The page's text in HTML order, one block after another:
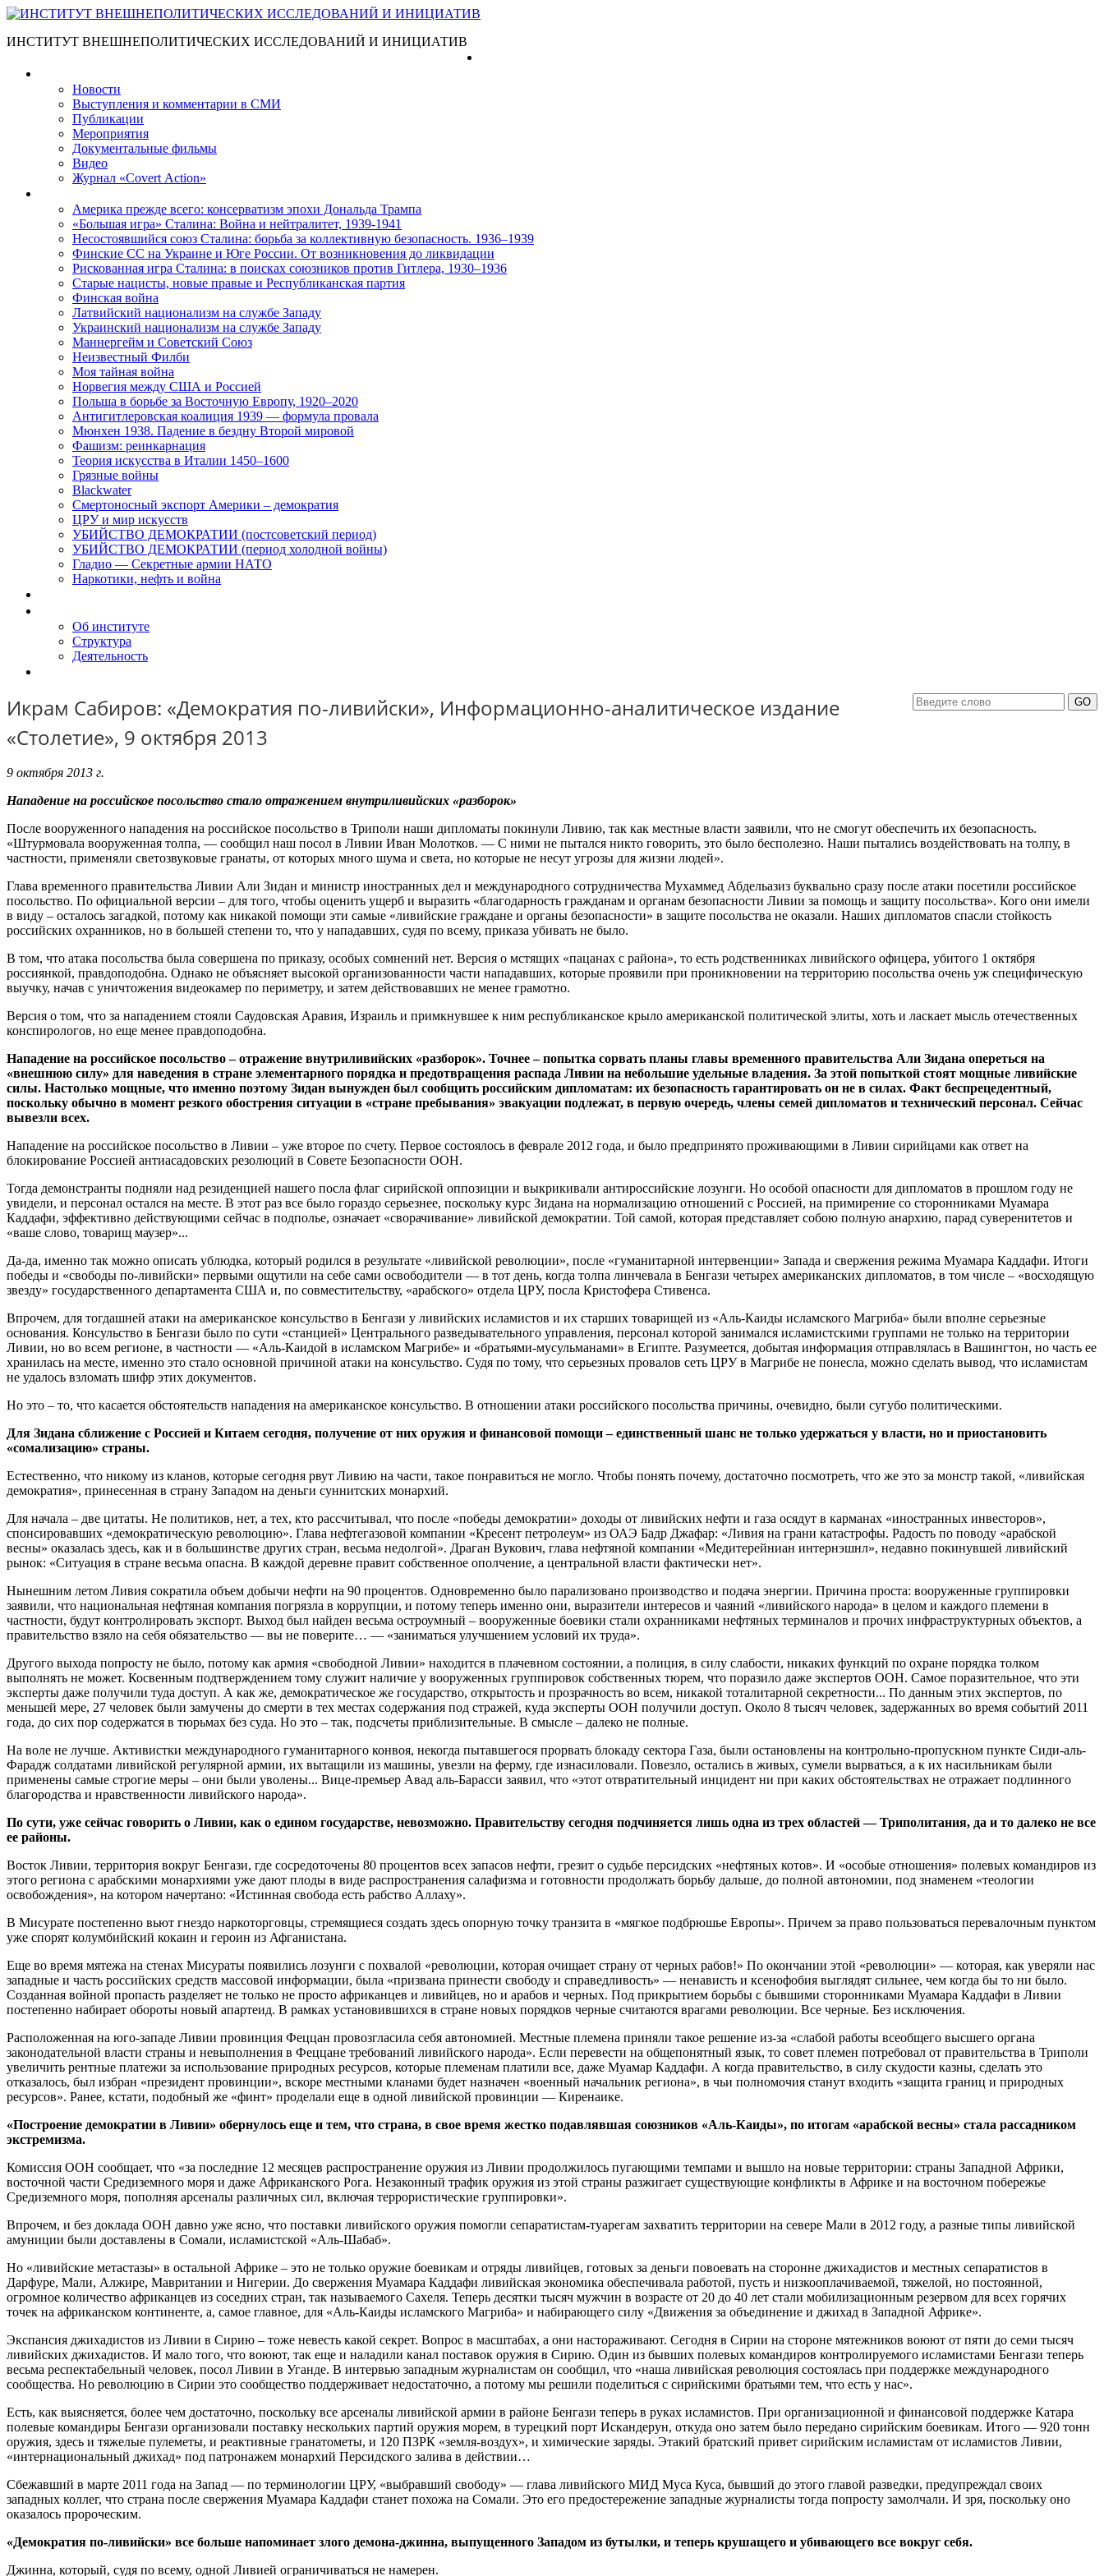
ИНСТИТУТ ВНЕШНЕПОЛИТИЧЕСКИХ ИССЛЕДОВАНИЙ И ИНИЦИАТИВ
Новости
Выступления и коммента­рии в СМИ
Публикации
Мероприятия
Документальные фильмы
Видео
Журнал «Covert Action»
Америка прежде всего: консерватизм эпохи Дональда Трампа
«Большая игра» Сталина: Война и нейтралитет, 1939-1941
Несостоявшийся союз Сталина: борьба за коллективную безопасность. 1936–1939
Финские СС на Украине и Юге России. От возникновения до ликвидации
Рискованная игра Сталина: в поисках союзников против Гитлера, 1930–1936
Старые нацисты, новые правые и Республиканская партия
Финская война
Латвийский национализм на службе Западу
Украинский национализм на службе Западу
Маннергейм и Советский Союз
Неизвестный Филби
Моя тайная война
Норвегия между США и Россией
Польша в борьбе за Восточную Европу, 1920–2020
Антигитлеровская коалиция 1939 — формула провала
Мюнхен 1938. Падение в бездну Второй мировой
Фашизм: реинкарнация
Теория искусства в Италии 1450–1600
Грязные войны
Blackwater
Смертоносный экспорт Америки – демократия
ЦРУ и мир искусств
УБИЙСТВО ДЕМОКРАТИИ (постсоветский период)
УБИЙСТВО ДЕМОКРАТИИ (период холодной войны)
Гладио — Секретные армии НАТО
Наркотики, нефть и война
Об институте
Структура
Деятельность
Икрам Сабиров: «Демократия по-ливийски», Информационно-аналитическое издание
«Столетие», 9 октября 2013
9 октября 2013 г.
Нападение на российское посольство стало отражением внутриливийских «разборок»
После вооруженного нападения на российское посольство в Триполи наши дипломаты покинули Ливию, так как местные власти заявили, что не смогут обеспечить их безопасность.
«Штурмовала вооруженная толпа, — сообщил наш посол в Ливии Иван Молотков. — С ними не пытался никто говорить, это было бесполезно. Наши пытались воздействовать на толпу, в
частности, применяли светозвуковые гранаты, от которых много шума и света, но которые не несут угрозы для жизни людей».
Глава временного правительства Ливии Али Зидан и министр иностранных дел и международного сотрудничества Мухаммед Абдельазиз буквально сразу после атаки посетили российское
посольство. По официальной версии – для того, чтобы оценить ущерб и выразить «благодарность гражданам и органам безопасности Ливии за помощь и защиту посольства». Кого они имели
в виду – осталось загадкой, потому как никакой помощи эти самые «ливийские граждане и органы безопасности» в защите посольства не оказали. Наших дипломатов спасли стойкость
российских охранников, но в большей степени то, что у нападавших, судя по всему, приказа убивать не было.
В том, что атака посольства была совершена по приказу, особых сомнений нет. Версия о мстящих «пацанах с района», то есть родственниках ливийского офицера, убитого 1 октября
россиянкой, правдоподобна. Однако не объясняет высокой организованности части нападавших, которые проявили при проникновении на территорию посольства очень уж специфическую
выучку, начав с уничтожения видеокамер по периметру, и затем действовавших не менее грамотно.
Версия о том, что за нападением стояли Саудовская Аравия, Израиль и примкнувшее к ним республиканское крыло американской политической элиты, хоть и ласкает мысль отечественных
конспирологов, но еще менее правдоподобна.
Нападение на российское посольство – отражение внутриливийских «разборок». Точнее – попытка сорвать планы главы временного правительства Али Зидана опереться на
«внешнюю силу» для наведения в стране элементарного порядка и предотвращения распада Ливии на небольшие удельные владения. За этой попыткой стоят мощные ливийские
силы. Настолько мощные, что именно поэтому Зидан вынужден был сообщить российским дипломатам: их безопасность гарантировать он не в силах. Факт беспрецедентный,
поскольку обычно в момент резкого обострения ситуации в «стране пребывания» эвакуации подлежат, в первую очередь, члены семей дипломатов и технический персонал. Сейчас
вывезли всех.
Нападение на российское посольство в Ливии – уже второе по счету. Первое состоялось в феврале 2012 года, и было предпринято проживающими в Ливии сирийцами как ответ на
блокирование Россией антиасадовских резолюций в Совете Безопасности ООН.
Тогда демонстранты подняли над резиденцией нашего посла флаг сирийской оппозиции и выкрикивали антироссийские лозунги. Но особой опасности для дипломатов в прошлом году не
увидели, и персонал остался на месте. В этот раз все было гораздо серьезнее, поскольку курс Зидана на нормализацию отношений с Россией, на примирение со сторонниками Муамара
Каддафи, эффективно действующими сейчас в подполье, означает «сворачивание» ливийской демократии. Той самой, которая представляет собою полную анархию, парад суверенитетов и
«ваше слово, товарищ маузер»...
Да-да, именно так можно описать ублюдка, который родился в результате «ливийской революции», после «гуманитарной интервенции» Запада и свержения режима Муамара Каддафи. Итоги
победы и «свободы по-ливийски» первыми ощутили на себе сами освободители — в тот день, когда толпа линчевала в Бенгази четырех американских дипломатов, в том числе – «восходящую
звезду» государственного департамента США и, по совместительству, «арабского» отдела ЦРУ, посла Кристофера Стивенса.
Впрочем, для тогдашней атаки на американское консульство в Бенгази у ливийских исламистов и их старших товарищей из «Аль-Каиды исламского Магриба» были вполне серьезные
основания. Консульство в Бенгази было по сути «станцией» Центрального разведывательного управления, персонал которой занимался исламистскими группами не только на территории
Ливии, но во всем регионе, в частности — «Аль-Каидой в исламском Магрибе» и «братьями-мусульманами» в Египте. Разумеется, добытая информация отправлялась в Вашингтон, но часть ее
хранилась на месте, именно это стало основной причиной атаки на консульство. Судя по тому, что серьезных провалов сеть ЦРУ в Магрибе не понесла, можно сделать вывод, что исламистам
не удалось взломать шифр этих документов.
Но это – то, что касается обстоятельств нападения на американское консульство. В отношении атаки российского посольства причины, очевидно, были сугубо политическими.
Для Зидана сближение с Россией и Китаем сегодня, получение от них оружия и финансовой помощи – единственный шанс не только удержаться у власти, но и приостановить
«сомализацию» страны.
Естественно, что никому из кланов, которые сегодня рвут Ливию на части, такое понравиться не могло. Чтобы понять почему, достаточно посмотреть, что же это за монстр такой, «ливийская
демократия», принесенная в страну Западом на деньги суннитских монархий.
Для начала – две цитаты. Не политиков, нет, а тех, кто рассчитывал, что после «победы демократии» доходы от ливийских нефти и газа осядут в карманах «иностранных инвесторов»,
спонсировавших «демократическую революцию». Глава нефтегазовой компании «Кресент петролеум» из ОАЭ Бадр Джафар: «Ливия на грани катастрофы. Радость по поводу «арабской
весны» оказалась здесь, как и в большинстве других стран, весьма недолгой». Драган Вукович, глава нефтяной компании «Медитерейниан интернэшнл», недавно покинувшей ливийский
рынок: «Ситуация в стране весьма опасна. В каждой деревне правит собственное ополчение, а центральной власти фактически нет».
Нынешним летом Ливия сократила объем добычи нефти на 90 процентов. Одновременно было парализовано производство и подача энергии. Причина проста: вооруженные группировки
заявили, что национальная нефтяная компания погрязла в коррупции, и потому теперь именно они, выразители интересов и чаяний «ливийского народа» в целом и каждого племени в
частности, будут контролировать экспорт. Выход был найден весьма остроумный – вооруженные боевики стали охранниками нефтяных терминалов и прочих инфраструктурных объектов, а
правительство взяло на себя обязательство — вы не поверите… — «заниматься улучшением условий их труда».
Другого выхода попросту не было, потому как армия «свободной Ливии» находится в плачевном состоянии, а полиция, в силу слабости, никаких функций по охране порядка толком
выполнять не может. Косвенным подтверждением тому служит наличие у вооруженных группировок собственных тюрем, что поразило даже экспертов ООН. Самое поразительное, что эти
эксперты даже получили туда доступ. А как же, демократическое же государство, открытость и прозрачность во всем, никакой тоталитарной секретности... По данным этих экспертов, по
меньшей мере, 27 человек были замучены до смерти в тех местах содержания под стражей, куда эксперты ООН получили доступ. Около 8 тысяч человек, задержанных во время событий 2011
года, до сих пор содержатся в тюрьмах без суда. Но это – так, подсчеты приблизительные. В смысле – далеко не полные.
На воле не лучше. Активистки международного гуманитарного конвоя, некогда пытавшегося прорвать блокаду сектора Газа, были остановлены на контрольно-пропускном пункте Сиди-аль-
Фарадж солдатами ливийской регулярной армии, их вытащили из машины, увезли на ферму, где изнасиловали. Повезло, остались в живых, сумели вырваться, а к их насильникам были
применены самые строгие меры – они были уволены... Вице-премьер Авад аль-Барасси заявил, что «этот отвратительный инцидент ни при каких обстоятельствах не отражает подлинного
благородства и нравственности ливийского народа».
По сути, уже сейчас говорить о Ливии, как о едином государстве, невозможно. Правительству сегодня подчиняется лишь одна из трех областей — Триполитания, да и то далеко не все
ее районы.
Восток Ливии, территория вокруг Бенгази, где сосредоточены 80 процентов всех запасов нефти, грезит о судьбе персидских «нефтяных котов». И «особые отношения» полевых командиров из
этого региона с арабскими монархиями уже дают плоды в виде распространения салафизма и готовности продолжать борьбу дальше, до полной автономии, под знаменем «теологии
освобождения», на котором начертано: «Истинная свобода есть рабство Аллаху».
В Мисурате постепенно вьют гнездо наркоторговцы, стремящиеся создать здесь опорную точку транзита в «мягкое подбрюшье Европы». Причем за право пользоваться перевалочным пунктом
уже спорят колумбийский кокаин и героин из Афганистана.
Еще во время мятежа на стенах Мисураты появились лозунги с похвалой «революции, которая очищает страну от черных рабов!» По окончании этой «революции» — которая, как уверяли нас
западные и часть российских средств массовой информации, была «призвана принести свободу и справедливость» — ненависть и ксенофобия выглядят сильнее, чем когда бы то ни было.
Созданная войной пропасть разделяет не только не просто африканцев и ливийцев, но и арабов и черных. Под прикрытием борьбы с бывшими сторонниками Муамара Каддафи в Ливии
постепенно набирает обороты новый апартеид. В рамках установившихся в стране новых порядков черные считаются врагами революции. Все черные. Без исключения.
Расположенная на юго-западе Ливии провинция Феццан провозгласила себя автономией. Местные племена приняли такое решение из-за «слабой работы всеобщего высшего органа
законодательной власти страны и невыполнения в Феццане требований ливийского народа». Если перевести на общепонятный язык, то совет племен потребовал от правительства в Триполи
увеличить рентные платежи за использование природных ресурсов, которые племенам платили все, даже Муамар Каддафи. А когда правительство, в силу скудости казны, сделать это
отказалось, был избран «президент провинции», вскоре местными кланами будет назначен «военный начальник региона», в чьи полномочия станут входить «защита границ и природных
ресурсов». Ранее, кстати, подобный же «финт» проделали еще в одной ливийской провинции — Киренаике.
«Построение демократии в Ливии» обернулось еще и тем, что страна, в свое время жестко подавлявшая союзников «Аль-Каиды», по итогам «арабской весны» стала рассадником
экстремизма.
Комиссия ООН сообщает, что «за последние 12 месяцев распространение оружия из Ливии продолжилось пугающими темпами и вышло на новые территории: страны Западной Африки,
восточной части Средиземного моря и даже Африканского Рога. Незаконный трафик оружия из этой страны разжигает существующие конфликты в Африке и на восточном побережье
Средиземного моря, пополняя арсеналы различных сил, включая террористические группировки».
Впрочем, и без доклада ООН давно уже ясно, что поставки ливийского оружия помогли сепаратистам-туарегам захватить территории на севере Мали в 2012 году, а разные типы ливийской
амуниции были доставлены в Сомали, исламистской «Аль-Шабаб».
Но «ливийские метастазы» в остальной Африке – это не только оружие боевикам и отряды ливийцев, готовых за деньги повоевать на сторонне джихадистов и местных сепаратистов в
Дарфуре, Мали, Алжире, Мавритании и Нигерии. До свержения Муамара Каддафи ливийская экономика обеспечивала работой, пусть и низкооплачиваемой, тяжелой, но постоянной,
огромное количество африканцев из соседних стран, так называемого Сахеля. Теперь десятки тысяч мужчин в возрасте от 20 до 40 лет стали мобилизационным резервом для всех горячих
точек на африканском континенте, а, самое главное, для «Аль-Каиды исламского Магриба» и набирающего силу «Движения за объединение и джихад в Западной Африке».
Экспансия джихадистов из Ливии в Сирию – тоже невесть какой секрет. Вопрос в масштабах, а они настораживают. Сегодня в Сирии на стороне мятежников воюют от пяти до семи тысяч
ливийских джихадистов. И мало того, что воюют, так еще и наладили канал поставок оружия в Сирию. Один из бывших полевых командиров контролируемого исламистами Бенгази теперь
весьма респектабельный человек, посол Ливии в Уганде. В интервью западным журналистам он сообщил, что «наша ливийская революция состоялась при поддержке международного
сообщества. Но революцию в Сирии это сообщество поддерживает недостаточно, а потому мы решили поделиться с сирийскими братьями тем, что есть у нас».
Есть, как выясняется, более чем достаточно, поскольку все арсеналы ливийской армии в районе Бенгази теперь в руках исламистов. При организационной и финансовой поддержке Катара
полевые командиры Бенгази организовали поставку нескольких партий оружия морем, в турецкий порт Искандерун, откуда оно затем было передано сирийским боевикам. Итого — 920 тонн
оружия, здесь и тяжелые пулеметы, и реактивные гранатометы, и 120 ПЗРК «земля-воздух», и химические заряды. Этакий братский привет сирийским исламистам от исламистов Ливии,
«интернациональный джихад» под патронажем монархий Персидского залива в действии…
Сбежавший в марте 2011 года на Запад — по терминологии ЦРУ, «выбравший свободу» — глава ливийского МИД Муса Куса, бывший до этого главой разведки, предупреждал своих
западных коллег, что страна после свержения Муамара Каддафи станет похожа на Сомали. Это его предостережение западные журналисты тогда попросту замолчали. И зря, поскольку оно
оказалось пророческим.
«Демократия по-ливийски» все больше напоминает злого демона-джинна, выпущенного Западом из бутылки, и теперь крушащего и убивающего все вокруг себя.
Джинна, который, судя по всему, одной Ливией ограничиваться не намерен.